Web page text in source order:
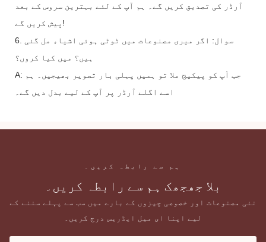
آرڈر کی تصدیق کریں گے۔ ہم آپ کے لئے بہترین سروس کے بعد
پیش کریں گے!
6. سوال: اگر میری مصنوعات میں ٹوٹی ہوئی اشیاء مل گئی
ہیں؟ میں کیا کروں؟
A: جب آپ کو پیکیج ملا تو ہمیں پہلی بار تصویر بھیجیں۔ ہم
اسے اگلے آرڈر پر آپ کے لیے بدل دیں گے۔
ہم سے رابطہ کریں۔
بلا جھجھک ہم سے رابطہ کریں۔
نئی مصنوعات اور خصوصی چیزوں کے بارے میں سب سے پہلے سننے کے
لیے اپنا ای میل ایڈریس درج کریں۔